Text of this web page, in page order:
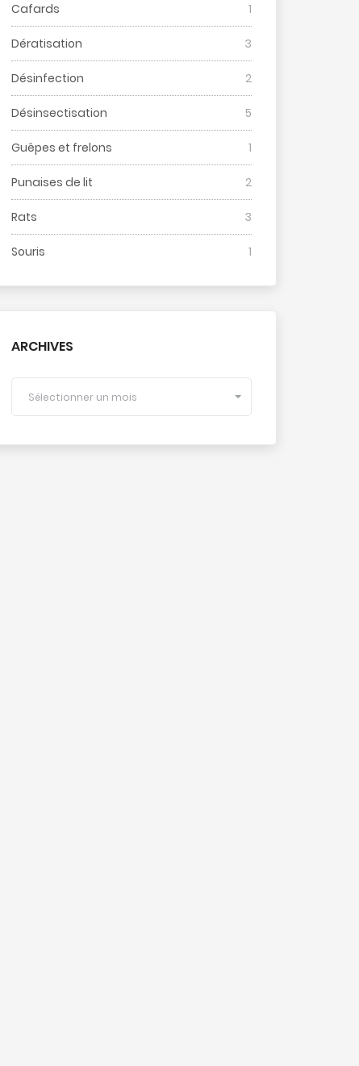
Cafards 1
Dératisation 3
Désinfection 2
Désinsectisation 5
Guêpes et frelons 1
Punaises de lit 2
Rats 3
Souris 1
ARCHIVES
Sélectionner un mois